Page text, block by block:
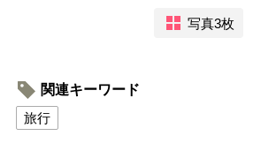
写真3枚
関連キーワード
旅行